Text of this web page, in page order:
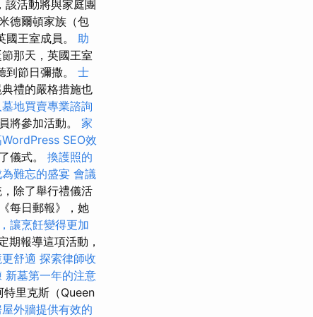
該活動將與家庭團
德爾頓家族（包
王室成員。 助
那天，英國王室
節日彌撒。 士
禮的嚴格措施也
地買賣專業諮詢
將參加活動。 家
SEO效
儀式。 換護照的
難忘的盛宴 會議
除了舉行禮儀活
每日郵報》，她
讓烹飪變得更加
期報導這項活動，
舒適 探索律師收
新墓第一年的注意
特里克斯（Queen
外牆提供有效的